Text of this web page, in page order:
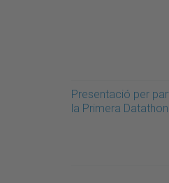
Presentació per
la Primera